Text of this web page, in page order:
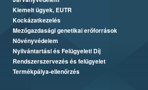
Kiemelt ügyek, EUTR
Kockázatkezelés
Mezőgazdasági genetikai erőforrások
Növényvédelem
Nyilvántartási és Felügyeleti Díj
Rendszerszervezés és felügyelet
Termékpálya-ellenőrzés